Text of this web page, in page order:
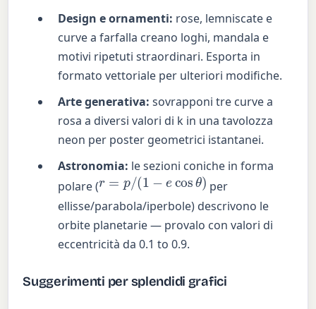
Design e ornamenti: rose, lemniscate e
curve a farfalla creano loghi, mandala e
motivi ripetuti straordinari. Esporta in
formato vettoriale per ulteriori modifiche.
Arte generativa: sovrapponi tre curve a
rosa a diversi valori di k in una tavolozza
neon per poster geometrici istantanei.
Astronomia: le sezioni coniche in forma
polare (
r=p/(1−ecosθ)
per
ellisse/parabola/iperbole) descrivono le
orbite planetarie — provalo con valori di
eccentricità da 0.1 to 0.9.
Suggerimenti per splendidi grafici